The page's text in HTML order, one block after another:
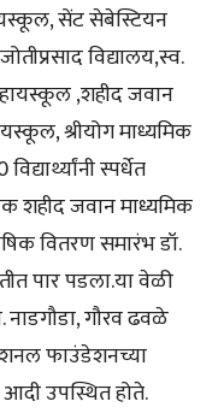
सेंट सेबेस्टियन
विद्यालय,स्व.
,शहीद जवान
श्रीयोग माध्यमिक
स्पर्धेत
शहीद जवान माध्यमिक
वितरण समारंभ डॉ.
पार पडला.या वेळी
नाडगौडा, गौरव ढवळे
फाउंडेशनच्या
उपस्थित होते.